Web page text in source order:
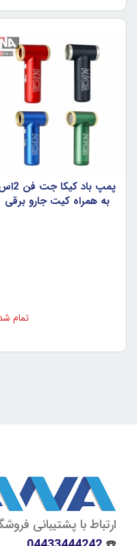
پمپ باد کيکا جت
به همراه کيت جارو برقي
تمام
ارتباط با پشتیبانی